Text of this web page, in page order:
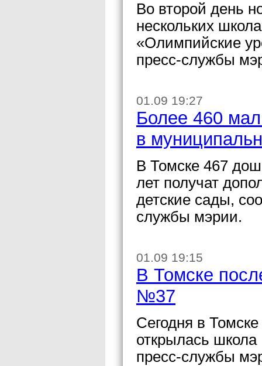
Во второй день
нескольких
«Олимпийские
пресс-службы
01.09 19:27
Более 460
в
В Томске 467
лет получат
детские сады,
службы мэрии.
01.09 19:15
В Томске
№37
Сегодня в
открылась
пресс-службы